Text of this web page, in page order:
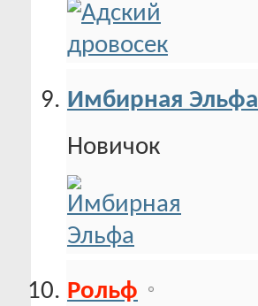
Имбирная Эльфа
Новичок
Рольф